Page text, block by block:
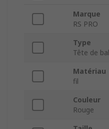
Marque
RS PRO
Type
Tête de
Matériau
fil
Couleur
Rouge